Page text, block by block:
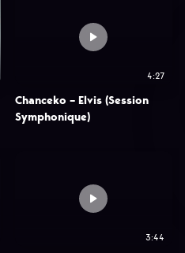
4:27
Chanceko – Elvis (Session
Symphonique)
3:44